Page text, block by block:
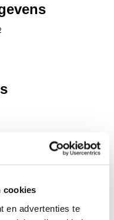
cookies
en advertenties te